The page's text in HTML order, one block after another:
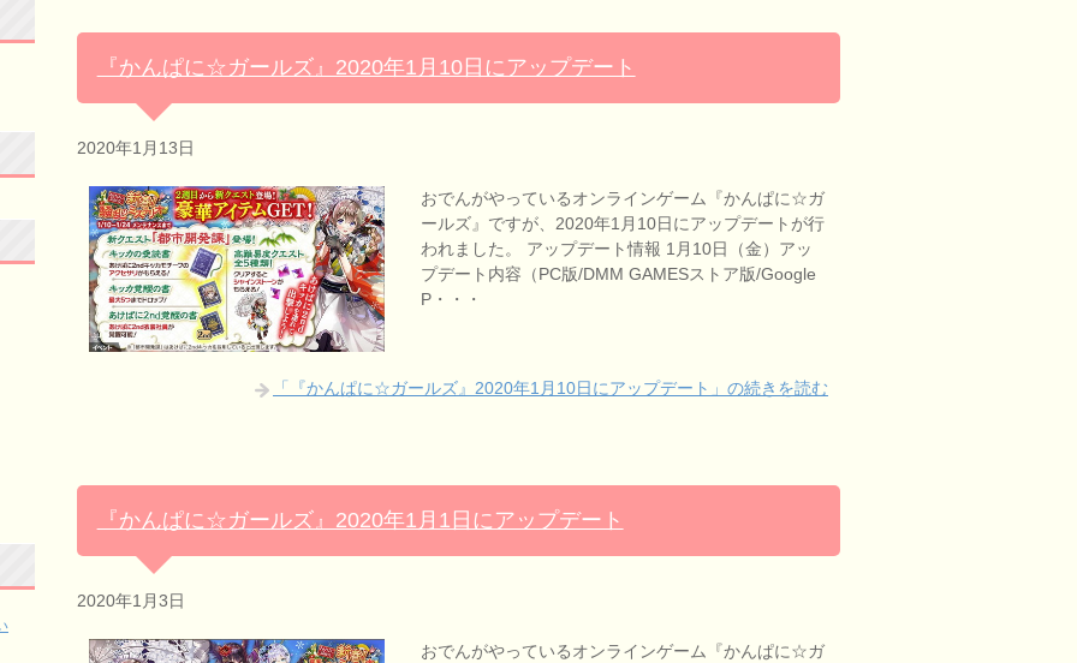
『かんぱに☆ガールズ』2020年1月10日にアップデート
2020年1月13日
おでんがやっているオンラインゲーム『かんぱに☆ガ
ールズ』ですが、2020年1月10日にアップデートが行
われました。 アップデート情報 1月10日（金）アッ
プデート内容（PC版/DMM GAMESストア版/Google
P・・・
「『かんぱに☆ガールズ』2020年1月10日にアップデート」の続きを読む
『かんぱに☆ガールズ』2020年1月1日にアップデート
2020年1月3日
おでんがやっているオンラインゲーム『かんぱに☆ガ